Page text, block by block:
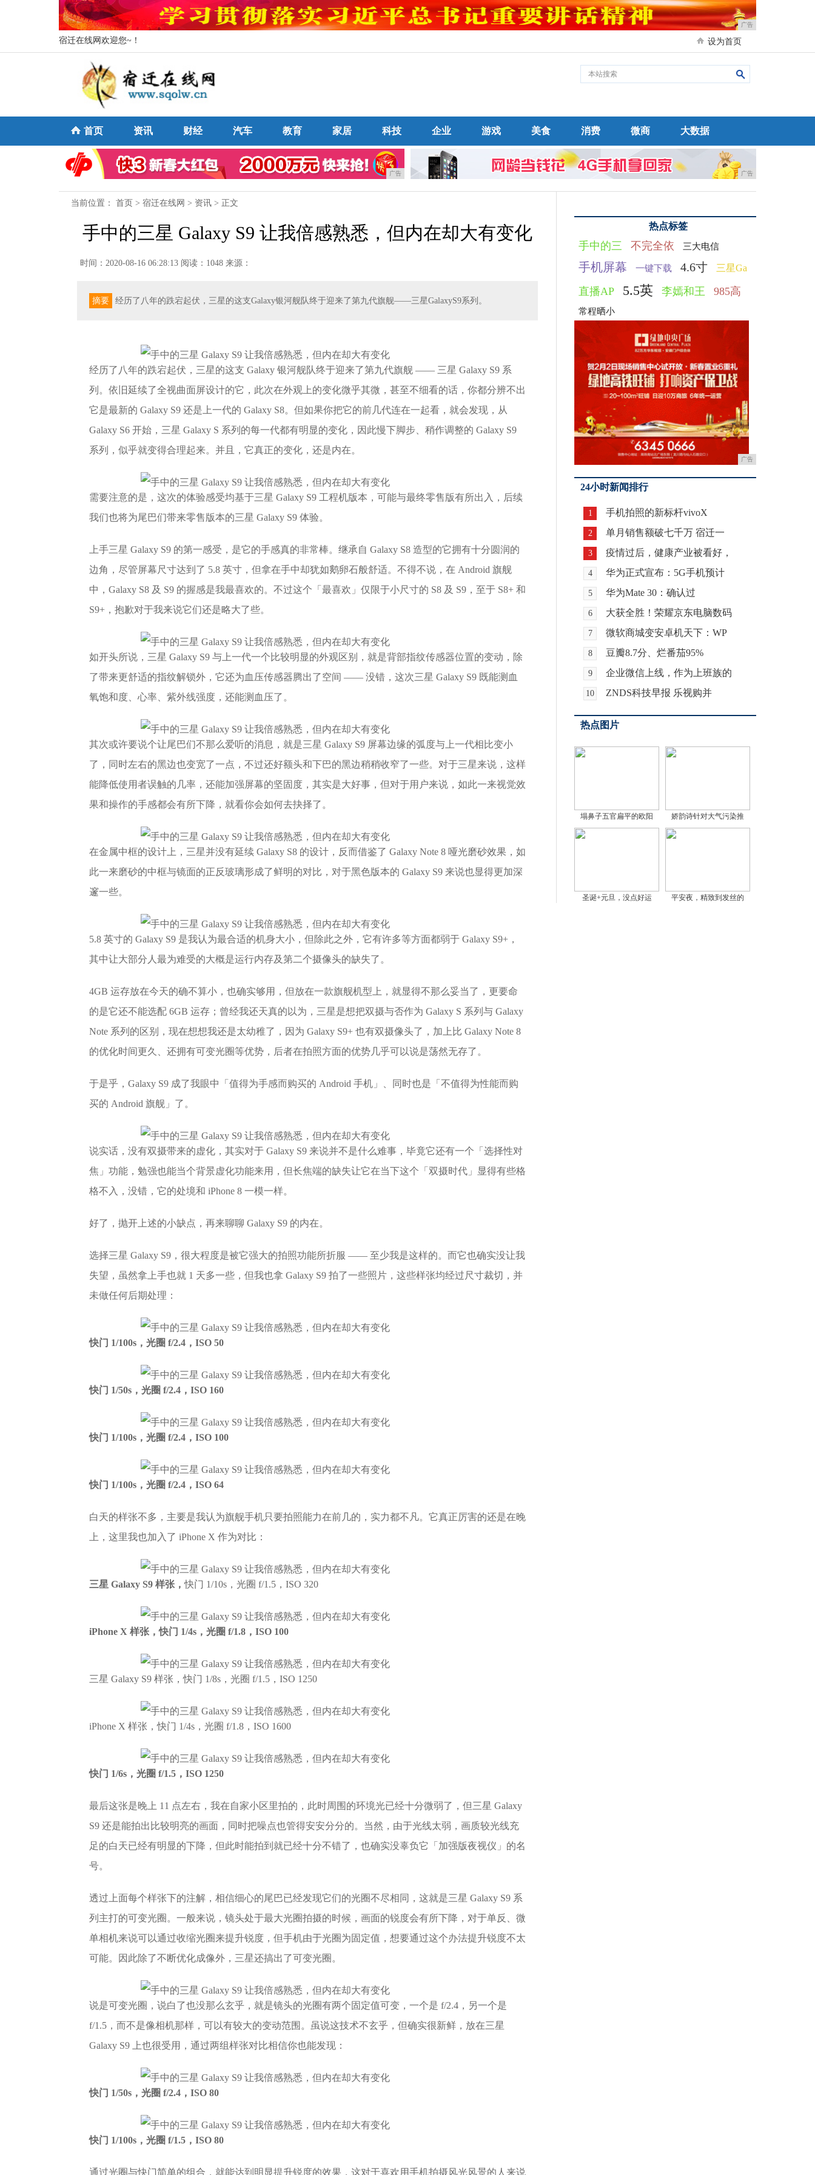
广告
宿迁在线网欢迎您~！ 设为首页
首页 资讯 财经 汽车 教育 家居 科技 企业 游戏 美食 消费 微商 大数据
广告 广告
当前位置： 首页 > 宿迁在线网 > 资讯 > 正文
手中的三星 Galaxy S9 让我倍感熟悉，但内在却大有变化
时间：2020-08-16 06:28:13 阅读：1048 来源：
摘要 经历了八年的跌宕起伏，三星的这支Galaxy银河舰队终于迎来了第九代旗舰——三星GalaxyS9系列。
经历了八年的跌宕起伏，三星的这支 Galaxy 银河舰队终于迎来了第九代旗舰 —— 三星 Galaxy S9 系
列。依旧延续了全视曲面屏设计的它，此次在外观上的变化微乎其微，甚至不细看的话，你都分辨不出
它是最新的 Galaxy S9 还是上一代的 Galaxy S8。但如果你把它的前几代连在一起看，就会发现，从
Galaxy S6 开始，三星 Galaxy S 系列的每一代都有明显的变化，因此慢下脚步、稍作调整的 Galaxy S9
系列，似乎就变得合理起来。并且，它真正的变化，还是内在。
需要注意的是，这次的体验感受均基于三星 Galaxy S9 工程机版本，可能与最终零售版有所出入，后续
我们也将为尾巴们带来零售版本的三星 Galaxy S9 体验。
上手三星 Galaxy S9 的第一感受，是它的手感真的非常棒。继承自 Galaxy S8 造型的它拥有十分圆润的
边角，尽管屏幕尺寸达到了 5.8 英寸，但拿在手中却犹如鹅卵石般舒适。不得不说，在 Android 旗舰
中，Galaxy S8 及 S9 的握感是我最喜欢的。不过这个「最喜欢」仅限于小尺寸的 S8 及 S9，至于 S8+ 和
S9+，抱歉对于我来说它们还是略大了些。
如开头所说，三星 Galaxy S9 与上一代一个比较明显的外观区别，就是背部指纹传感器位置的变动，除
了带来更舒适的指纹解锁外，它还为血压传感器腾出了空间 —— 没错，这次三星 Galaxy S9 既能测血
氧饱和度、心率、紫外线强度，还能测血压了。
其次或许要说个让尾巴们不那么爱听的消息，就是三星 Galaxy S9 屏幕边缘的弧度与上一代相比变小
了，同时左右的黑边也变宽了一点，不过还好额头和下巴的黑边稍稍收窄了一些。对于三星来说，这样
能降低使用者误触的几率，还能加强屏幕的坚固度，其实是大好事，但对于用户来说，如此一来视觉效
果和操作的手感都会有所下降，就看你会如何去抉择了。
在金属中框的设计上，三星并没有延续 Galaxy S8 的设计，反而借鉴了 Galaxy Note 8 哑光磨砂效果，如
此一来磨砂的中框与镜面的正反玻璃形成了鲜明的对比，对于黑色版本的 Galaxy S9 来说也显得更加深
邃一些。
5.8 英寸的 Galaxy S9 是我认为最合适的机身大小，但除此之外，它有许多等方面都弱于 Galaxy S9+，
其中让大部分人最为难受的大概是运行内存及第二个摄像头的缺失了。
4GB 运存放在今天的确不算小，也确实够用，但放在一款旗舰机型上，就显得不那么妥当了，更要命
的是它还不能选配 6GB 运存；曾经我还天真的以为，三星是想把双摄与否作为 Galaxy S 系列与 Galaxy
Note 系列的区别，现在想想我还是太幼稚了，因为 Galaxy S9+ 也有双摄像头了，加上比 Galaxy Note 8
的优化时间更久、还拥有可变光圈等优势，后者在拍照方面的优势几乎可以说是荡然无存了。
于是乎，Galaxy S9 成了我眼中「值得为手感而购买的 Android 手机」、同时也是「不值得为性能而购
买的 Android 旗舰」了。
说实话，没有双摄带来的虚化，其实对于 Galaxy S9 来说并不是什么难事，毕竟它还有一个「选择性对
焦」功能，勉强也能当个背景虚化功能来用，但长焦端的缺失让它在当下这个「双摄时代」显得有些格
格不入，没错，它的处境和 iPhone 8 一模一样。
好了，抛开上述的小缺点，再来聊聊 Galaxy S9 的内在。
选择三星 Galaxy S9，很大程度是被它强大的拍照功能所折服 —— 至少我是这样的。而它也确实没让我
失望，虽然拿上手也就 1 天多一些，但我也拿 Galaxy S9 拍了一些照片，这些样张均经过尺寸裁切，并
未做任何后期处理：
快门 1/100s，光圈 f/2.4，ISO 50
快门 1/50s，光圈 f/2.4，ISO 160
快门 1/100s，光圈 f/2.4，ISO 100
快门 1/100s，光圈 f/2.4，ISO 64
白天的样张不多，主要是我认为旗舰手机只要拍照能力在前几的，实力都不凡。它真正厉害的还是在晚
上，这里我也加入了 iPhone X 作为对比：
三星 Galaxy S9 样张，快门 1/10s，光圈 f/1.5，ISO 320
iPhone X 样张，快门 1/4s，光圈 f/1.8，ISO 100
三星 Galaxy S9 样张，快门 1/8s，光圈 f/1.5，ISO 1250
iPhone X 样张，快门 1/4s，光圈 f/1.8，ISO 1600
快门 1/6s，光圈 f/1.5，ISO 1250
最后这张是晚上 11 点左右，我在自家小区里拍的，此时周围的环境光已经十分微弱了，但三星 Galaxy
S9 还是能拍出比较明亮的画面，同时把噪点也管得安安分分的。当然，由于光线太弱，画质较光线充
足的白天已经有明显的下降，但此时能拍到就已经十分不错了，也确实没辜负它「加强版夜视仪」的名
号。
透过上面每个样张下的注解，相信细心的尾巴已经发现它们的光圈不尽相同，这就是三星 Galaxy S9 系
列主打的可变光圈。一般来说，镜头处于最大光圈拍摄的时候，画面的锐度会有所下降，对于单反、微
单相机来说可以通过收缩光圈来提升锐度，但手机由于光圈为固定值，想要通过这个办法提升锐度不太
可能。因此除了不断优化成像外，三星还搞出了可变光圈。
说是可变光圈，说白了也没那么玄乎，就是镜头的光圈有两个固定值可变，一个是 f/2.4，另一个是
f/1.5，而不是像相机那样，可以有较大的变动范围。虽说这技术不玄乎，但确实很新鲜，放在三星
Galaxy S9 上也很受用，通过两组样张对比相信你也能发现：
快门 1/50s，光圈 f/2.4，ISO 80
快门 1/100s，光圈 f/1.5，ISO 80
通过光圈与快门简单的组合，就能达到明显提升锐度的效果，这对于喜欢用手机拍摄风光风景的人来说
热点标签
手中的三 不完全依 三大电信
手机屏幕 一键下载 4.6寸 三星Ga
直播AP 5.5英 李嫣和王 985高
常程晒小
广告
24小时新闻排行
1 手机拍照的新标杆vivoX
2 单月销售额破七千万 宿迁一
3 疫情过后，健康产业被看好，
4 华为正式宣布：5G手机预计
5 华为Mate 30：确认过
6 大获全胜！荣耀京东电脑数码
7 微软商城变安卓机天下：WP
8 豆瓣8.7分、烂番茄95%
9 企业微信上线，作为上班族的
10 ZNDS科技早报 乐视购并
热点图片
塌鼻子五官扁平的欧阳 娇韵诗针对大气污染推
圣诞+元旦，没点好运 平安夜，精致到发丝的